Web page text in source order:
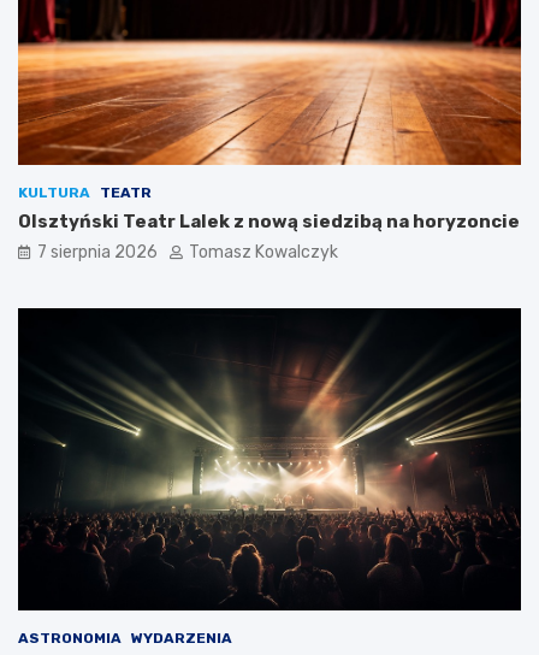
KULTURA TEATR
Olsztyński Teatr Lalek z nową siedzibą na horyzoncie
7 sierpnia 2026 Tomasz Kowalczyk
ASTRONOMIA WYDARZENIA